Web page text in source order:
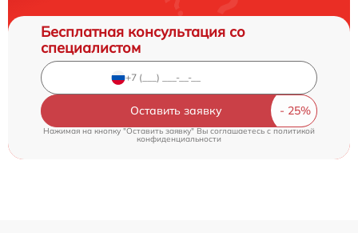
Бесплатная консультация со
специалистом
Оставить заявку
Нажимая на кнопку "Оставить заявку" Вы соглашаетесь cполитикой
конфиденциальности